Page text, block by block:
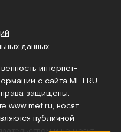
данных
интернет-
с сайта MET.RU
защищены.
www.met.ru, носят
публичной